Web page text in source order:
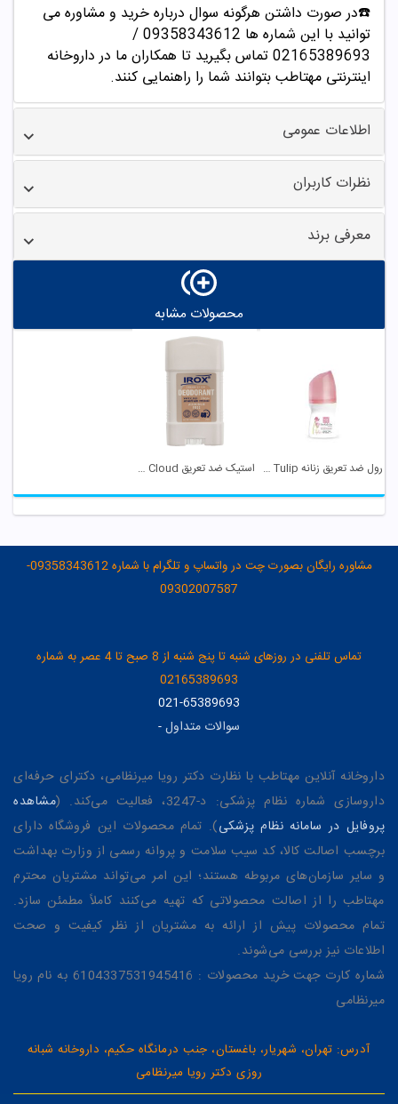
☎️در صورت داشتن هرگونه سوال درباره خرید و مشاوره می
توانید با این شماره ها 09358343612 /
02165389693تماس بگیرید تا همکاران ما در داروخانه
اینترنتی مهتاطب بتوانند شما را راهنمایی کنند.
اطلاعات عمومی
نظرات کاربران
معرفی برند
محصولات مشابه
رول ضد تعریق زنانه Tulip مای استیک ضد تعریق White Cloud ایروکس
مشاوره رایگان بصورت چت در واتساپ و تلگرام با شماره 09358343612-
09302007587
تماس تلفنی در روزهای شنبه تا پنج شنبه از 8 صبح تا 4 عصر به شماره
02165389693
021-65389693
سوالات متداول-
داروخانه آنلاین مهتاطب با نظارت دکتر رویا میرنظامی، دکترای حرفه‌ای
داروسازی شماره نظام پزشکی: د-3247، فعالیت می‌کند. (
مشاهده
پروفایل در سامانه نظام پزشکی). تمام محصولات این فروشگاه دارای
برچسب اصالت کالا، کد سیب سلامت و پروانه رسمی از وزارت بهداشت
و سایر سازمان‌های مربوطه هستند؛ این امر می‌تواند مشتریان محترم
مهتاطب را از اصالت محصولاتی که تهیه می‌کنند کاملاً مطمئن سازد.
تمام محصولات پیش از ارائه به مشتریان از نظر کیفیت و صحت
اطلاعات نیز بررسی می‌شوند.
شماره کارت جهت خرید محصولات : 6104337531945416 به نام رویا
میرنظامی
آدرس: تهران، شهریار، باغستان، جنب درمانگاه حکیم، داروخانه شبانه
روزی دکتر رویا میرنظامی